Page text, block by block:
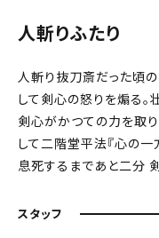
人斬りふたり
人斬り抜刀斎だった頃
して剣心の怒りを煽る
剣心がかつての力を取
して二階堂平法『心の一
息死するまであと二分
スタッフ